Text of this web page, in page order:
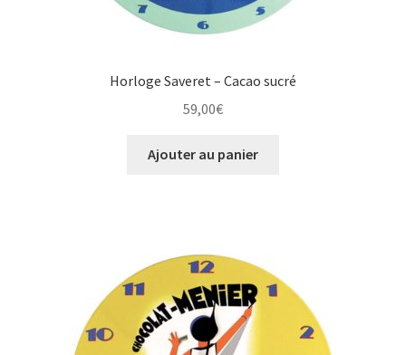
Horloge Saveret – Cacao sucré
59,00€
Ajouter au panier